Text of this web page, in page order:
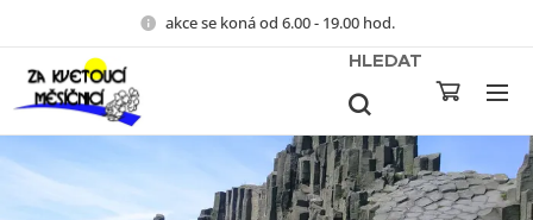
akce se koná od 6.00 - 19.00 hod.
HLEDAT